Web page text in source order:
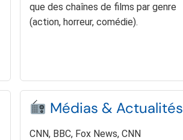
que des chaînes de films par genre
(action, horreur, comédie).
Médias & Actualités
CNN, BBC, Fox News, CNN